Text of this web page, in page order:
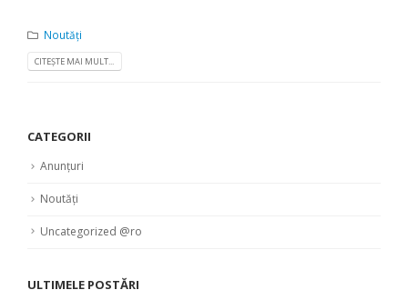
Noutăți
CITEȘTE MAI MULT...
CATEGORII
Anunțuri
Noutăți
Uncategorized @ro
ULTIMELE POSTĂRI